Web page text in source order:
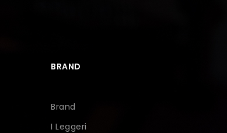
BRAND
Brand
I Leggeri